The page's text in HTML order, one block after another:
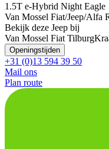
1.5T e-Hybrid Night Eagle
Van Mossel Fiat/Jeep/Alfa
Bekijk deze Jeep bij
Van Mossel Fiat Tilburg
Openingstijden
+31 (0)13 594 39 50
Mail ons
Plan route